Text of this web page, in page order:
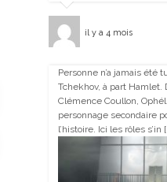
il y a 4 mois
Personne n’a jamais été
Tchekhov, à part Hamlet.
Clémence Coullon,
personnage secondaire
l’histoire. Ici les rôles s’in